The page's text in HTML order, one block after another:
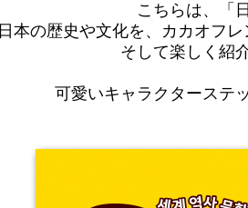
こちらは、「
日本の歴史や文化を、カカオフ
そして楽しく紹
可愛いキャラクターステ